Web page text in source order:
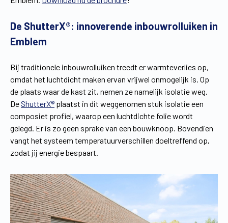
De ShutterX®: innoverende inbouwrolluiken in
Emblem
Bij traditionele inbouwrolluiken treedt er warmteverlies op,
omdat het luchtdicht maken ervan vrijwel onmogelijk is. Op
de plaats waar de kast zit, nemen ze namelijk isolatie weg.
DeShutterX® plaatst in dit weggenomen stuk isolatie een
composiet profiel, waarop een luchtdichte folie wordt
gelegd. Er is zo geen sprake van een bouwknoop. Bovendien
vangt het systeem temperatuurverschillen doeltreffend op,
zodat jij energie bespaart.